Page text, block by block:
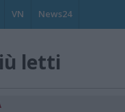
VN News24
letti